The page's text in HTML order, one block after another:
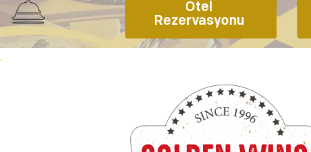
Otel
Rezervasyonu